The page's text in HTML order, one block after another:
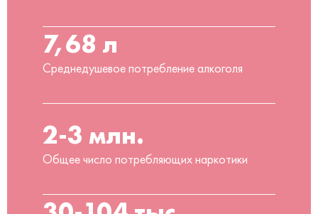
7,68 л
Среднедушевое потребление алкоголя
2-3 млн.
Общее число потребляющих наркотики